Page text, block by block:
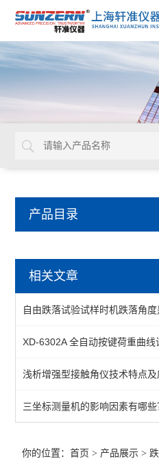
产品目录
重复跌落试验机
手机跌落试验机
自由跌落试验机
受控跌落试验机
定向跌落试验机
相关文章
自由跌落试验试样时机跌落角
XD-6302A 全自动按键荷重曲
浅析增强型接触角仪技术特点
三坐标测量机的影响因素有哪些
你的位置：首页 > 产品展示 >